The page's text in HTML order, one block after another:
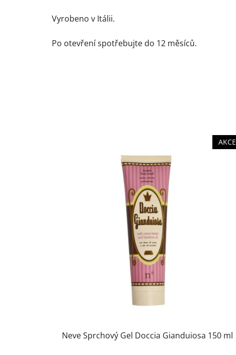
Vyrobeno v Itálii.
Po otevření spotřebujte do 12 měsíců.
AKCE
Neve Sprchový Gel Doccia Gianduiosa 150 ml